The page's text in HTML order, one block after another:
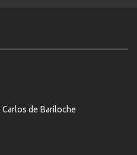
de Bariloche